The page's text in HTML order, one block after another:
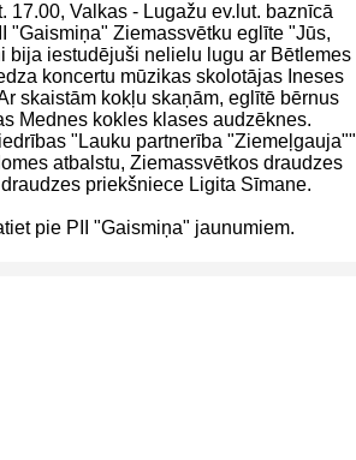
17.00, Valkas - Lugažu ev.lut. baznīcā
"Gaismiņa" Ziemassvētku eglīte "Jūs,
bija iestudējuši nelielu lugu ar Bētlemes
koncertu mūzikas skolotājas Ineses
skaistām kokļu skaņām, eglītē bērnus
Mednes kokles klases audzēknes.
"Lauku partnerība "Ziemeļgauja""
atbalstu, Ziemassvētkos draudzes
priekšniece Ligita Sīmane.
pie PII "Gaismiņa" jaunumiem.